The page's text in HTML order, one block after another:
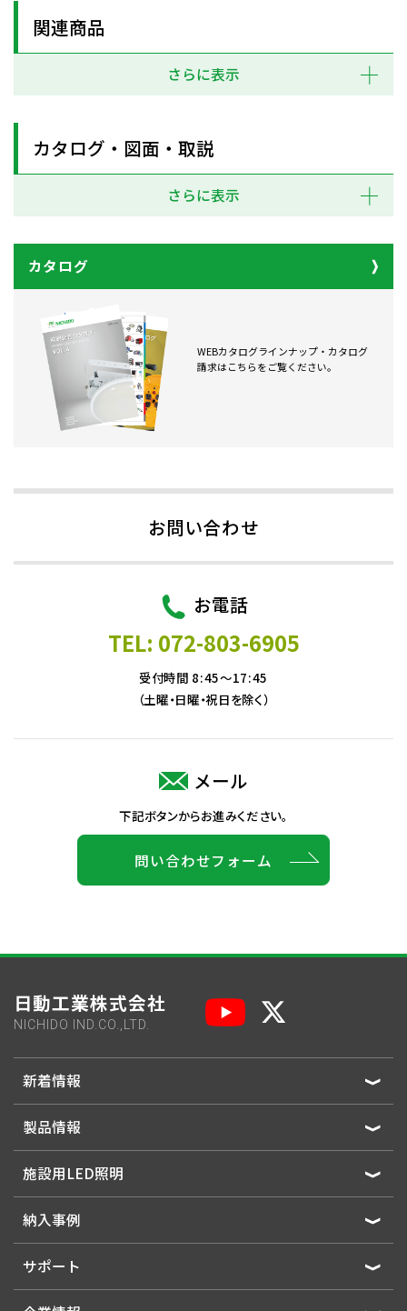
関連商品
さらに表示
カタログ・図面・取説
さらに表示
カタログ
WEBカタログラインナップ・カタログ
請求はこちらをご覧ください。
お問い合わせ
お電話
TEL: 072-803-6905
受付時間 8:45～17:45
（土曜・日曜・祝日を除く）
メール
下記ボタンからお進みください。
問い合わせフォーム
日動工業株式会社
NICHIDO IND.CO.,LTD.
新着情報
製品情報
施設用LED照明
納入事例
サポート